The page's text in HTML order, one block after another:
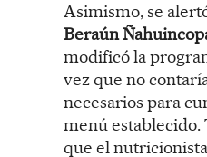
Asimismo, se
Beraún
modificó la
vez que no
necesarios para
menú establecido.
que el